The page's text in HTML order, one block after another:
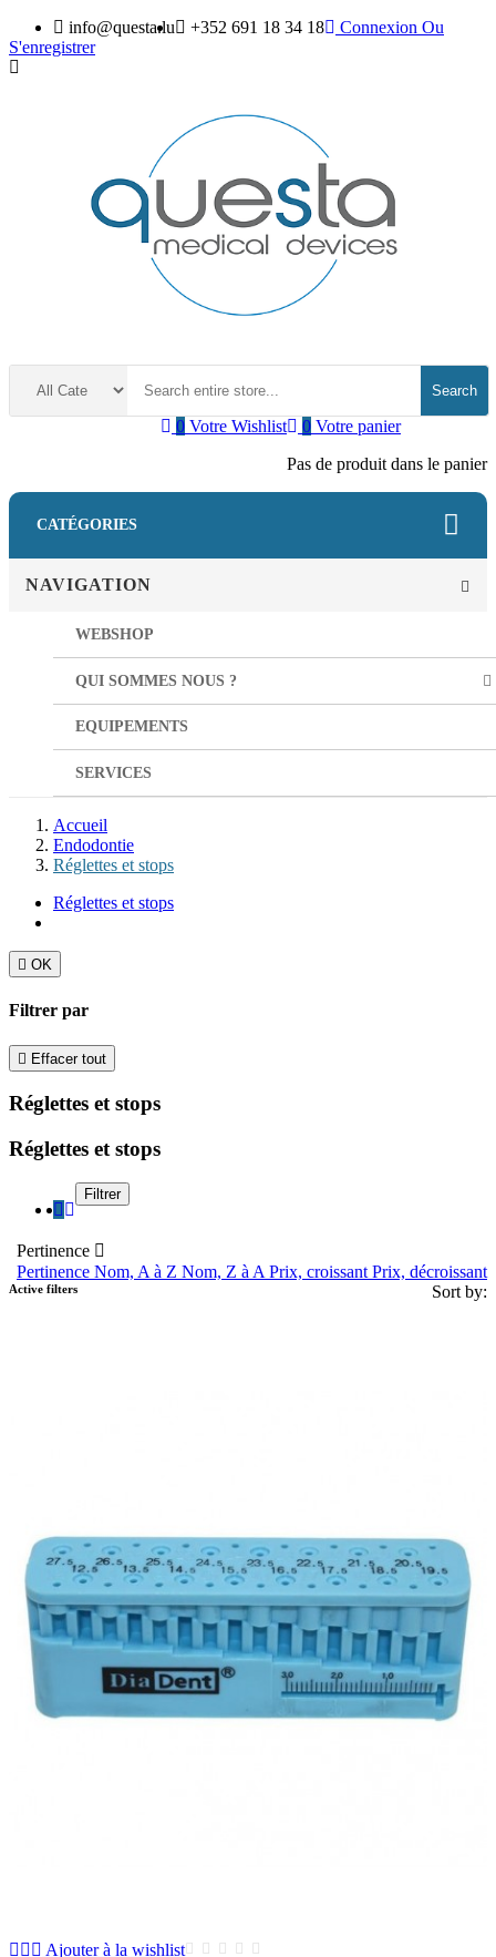
info@questa.lu +352 691 18 34 18 Connexion Ou
S'enregistrer
Search
0 Votre panier
Pas de produit dans le panier
0 Votre Wishlist
CATÉGORIES
NAVIGATION
WEBSHOP
QUI SOMMES NOUS ?
EQUIPEMENTS
SERVICES
Accueil
Endodontie
Réglettes et stops
Réglettes et stops
 OK
Filtrer par
 Effacer tout
Réglettes et stops
Réglettes et stops
Pertinence 
Pertinence Nom, A à Z Nom, Z à A Prix, croissant Prix, décroissant
Sort by:
Filtrer
Active filters
Ajouter à la wishlist